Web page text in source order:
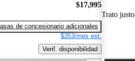
$17,995
de concesionario adicionales
$353/mes est.
Verif. disponibilidad
Trato justo